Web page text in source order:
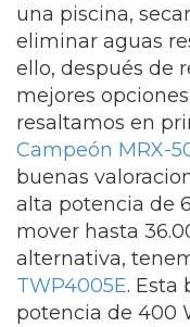
una piscina,
eliminar aguas
ello, después de
mejores
resaltamos en
Campeón MRX-
buenas
alta potencia de
mover hasta
alternativa,
‎TWP4005E. Esta
potencia de 400